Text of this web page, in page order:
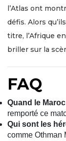
l’Atlas ont
défis. Alors
titre, l’Afrique
briller sur la
FAQ
Quand le
remporté ce
Qui sont les
comme Othman